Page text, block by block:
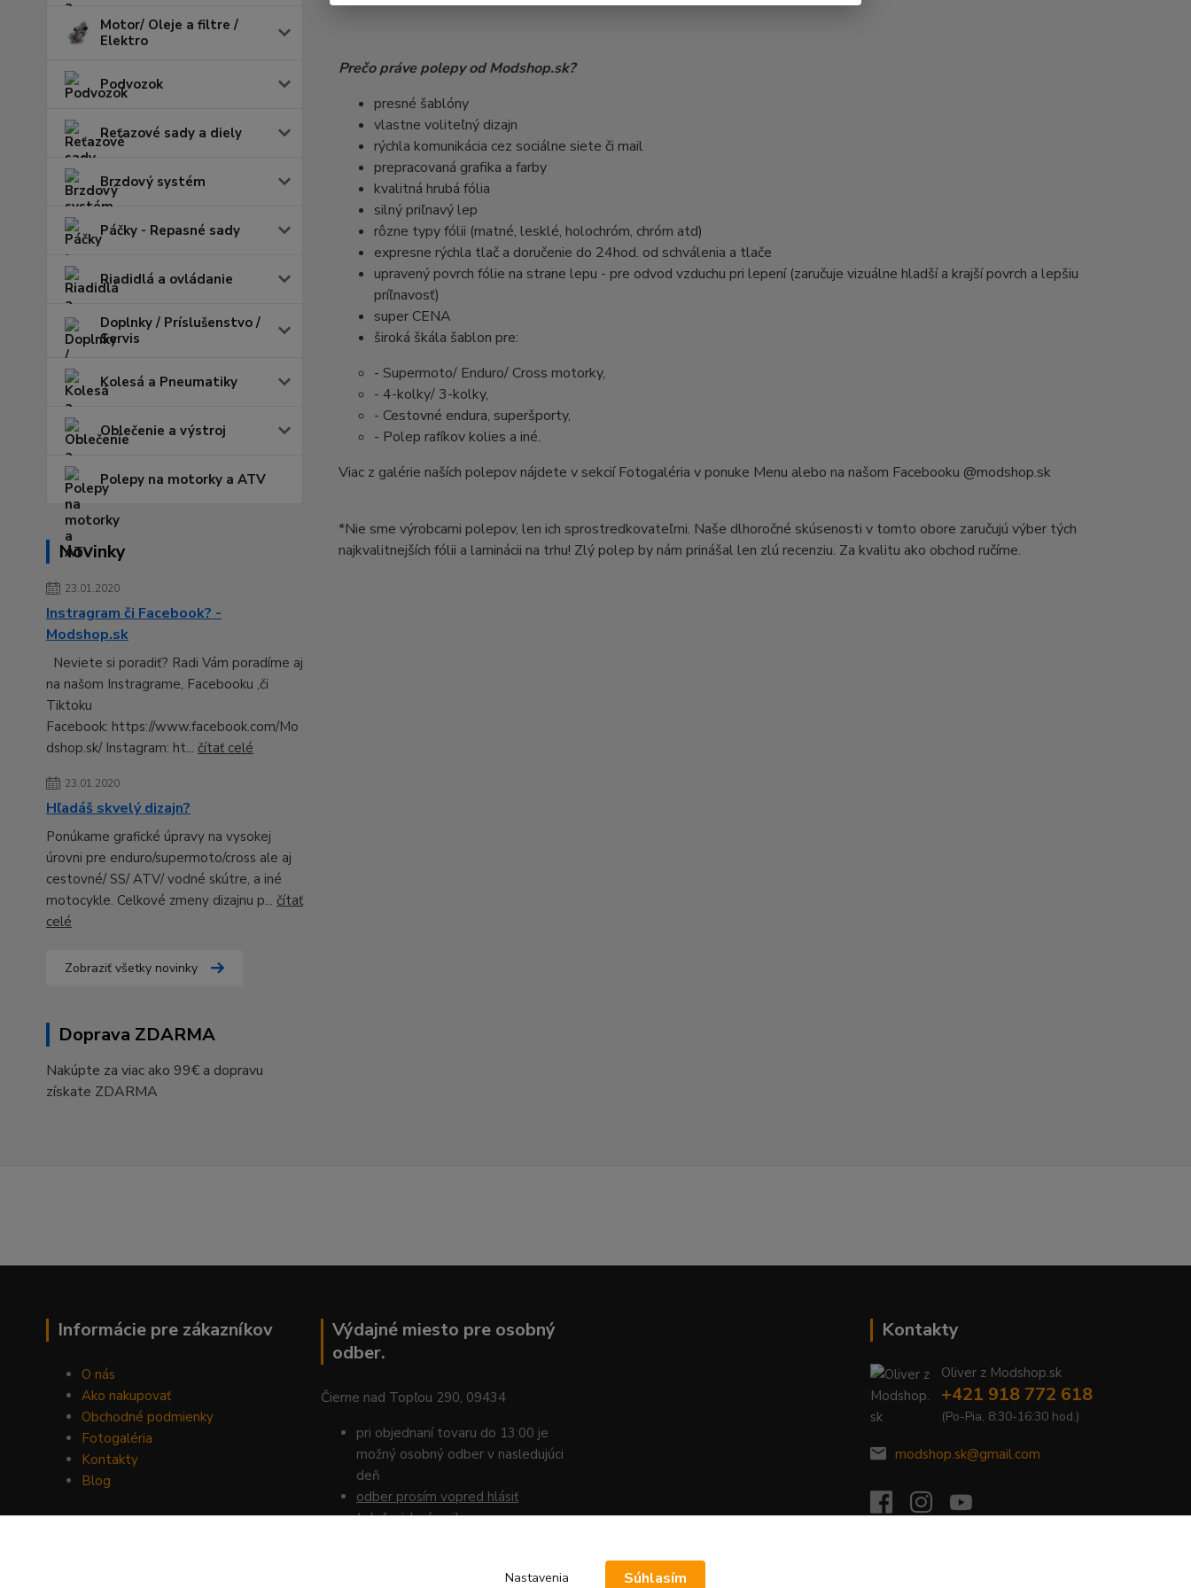
Motor/ Oleje a filtre /
Elektro
Podvozok
Reťazové sady a diely
Brzdový systém
Páčky - Repasné sady
Riadidlá a ovládanie
Doplnky / Príslušenstvo /
Servis
Kolesá a Pneumatiky
Oblečenie a výstroj
Polepy na motorky a ATV
Novinky
23.01.2020
Instragram či Facebook? -
Modshop.sk
Neviete si poradiť? Radi Vám poradíme aj
na našom Instragrame, Facebooku ,či
Tiktoku
Facebook: https://www.facebook.com/Mo
dshop.sk/ Instagram: ht... čítať celé
23.01.2020
Hľadáš skvelý dizajn?
Ponúkame grafické úpravy na vysokej
úrovni pre enduro/supermoto/cross ale aj
cestovné/ SS/ ATV/ vodné skútre, a iné
motocykle. Celkové zmeny dizajnu p... čítať
celé
Zobraziť všetky novinky
Doprava ZDARMA
Nakúpte za viac ako 99€ a dopravu
získate ZDARMA
Prečo práve polepy od Modshop.sk?
presné šablóny
vlastne voliteľný dizajn
rýchla komunikácia cez sociálne siete či mail
prepracovaná grafika a farby
kvalitná hrubá fólia
silný priľnavý lep
rôzne typy fólii (matné, lesklé, holochróm, chróm atd)
expresne rýchla tlač a doručenie do 24hod. od schválenia a tlače
upravený povrch fólie na strane lepu - pre odvod vzduchu pri lepení (zaručuje vizuálne hladší a krajší povrch a lepšiu
príľnavosť)
super CENA
široká škála šablon pre:
- Supermoto/ Enduro/ Cross motorky,
- 4-kolky/ 3-kolky,
- Cestovné endura, superšporty,
- Polep rafíkov kolies a iné.
Viac z galérie naších polepov nájdete v sekcií Fotogaléria v ponuke Menu alebo na našom Facebooku @modshop.sk
*Nie sme výrobcami polepov, len ich sprostredkovateľmi. Naše dlhoročné skúsenosti v tomto obore zaručujú výber tých
najkvalitnejších fólii a laminácii na trhu! Zlý polep by nám prinášal len zlú recenziu. Za kvalitu ako obchod ručíme.
Informácie pre zákazníkov
O nás
Ako nakupovať
Obchodné podmienky
Fotogaléria
Kontakty
Blog
Výdajné miesto pre osobný
odber.
Čierne nad Topľou 290, 09434
pri objednaní tovaru do 13:00 je
možný osobný odber v nasledujúci
deň
odber prosím vopred hlásiť
telefonicky / mailom.
Kontakty
Oliver z Modshop.sk
+421 918 772 618
(Po-Pia, 8:30-16:30 hod.)
modshop.sk@gmail.com
Nastavenia Súhlasím